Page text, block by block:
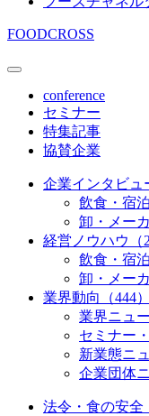
FOODCROSS
conference
セミナー
特集記事
協賛企業
企業インタビュ
飲食・宿泊
卸・メー
経営ノウハウ（
飲食・宿泊
卸・メー
業界動向（444）
業界ニュ
セミナー
新業態ニ
企業団体
法令・食の安全